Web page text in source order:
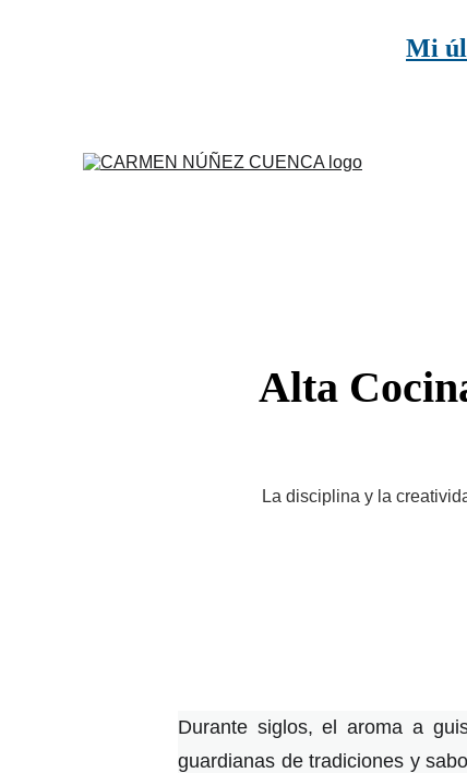
Mi
Alta
La disciplina y la
Durante siglos, el aroma a
guardianas de tradiciones y